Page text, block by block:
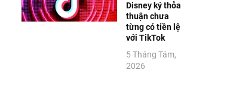
Disney ký thỏa
thuận chưa
từng có tiền lệ
với TikTok
5 Tháng Tám,
2026